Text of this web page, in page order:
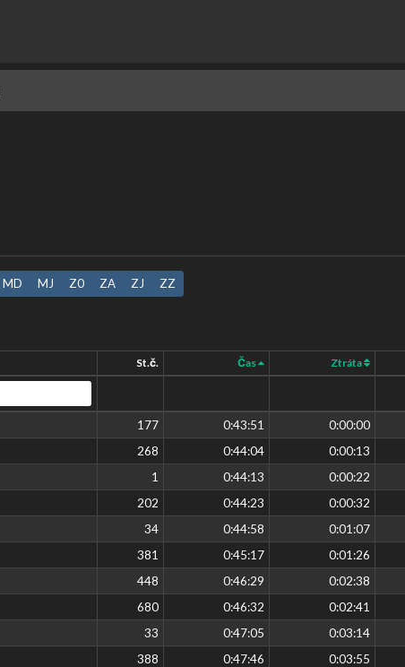
MD MJ Z0 ZA ZJ ZZ
St.č. Čas Ztráta
177 0:43:51 0:00:00
268 0:44:04 0:00:13
1 0:44:13 0:00:22
202 0:44:23 0:00:32
34 0:44:58 0:01:07
381 0:45:17 0:01:26
448 0:46:29 0:02:38
680 0:46:32 0:02:41
33 0:47:05 0:03:14
388 0:47:46 0:03:55